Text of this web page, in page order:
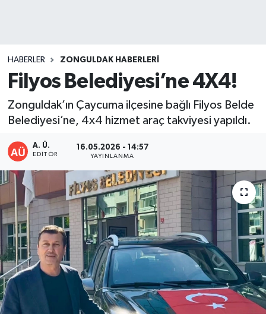
HABERLER ZONGULDAK HABERLERI
Filyos Belediyesi’ne 4X4!
Zonguldak’ın Çaycuma ilçesine bağlı Filyos Belde
Belediyesi’ne, 4x4 hizmet araç takviyesi yapıldı.
A. Ü.
EDITÖR
16.05.2026 - 14:57
YAYINLANMA
EREĞLİ
GÖKÇEBEY
KARABÜK
KASTAMONU